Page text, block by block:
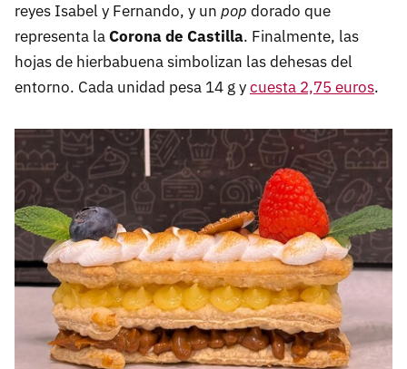
reyes Isabel y Fernando, y un pop dorado que
representa laCorona de Castilla. Finalmente, las
hojas de hierbabuena simbolizan las dehesas del
entorno. Cada unidad pesa 14 g ycuesta 2,75 euros.